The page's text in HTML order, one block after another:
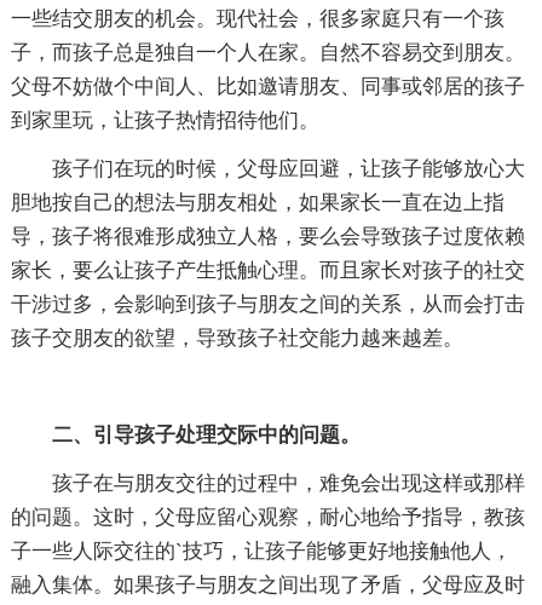
一些结交朋友的机会。现代社会，很多家庭只有一个孩
子，而孩子总是独自一个人在家。自然不容易交到朋友。
父母不妨做个中间人、比如邀请朋友、同事或邻居的孩子
到家里玩，让孩子热情招待他们。
孩子们在玩的时候，父母应回避，让孩子能够放心大
胆地按自己的想法与朋友相处，如果家长一直在边上指
导，孩子将很难形成独立人格，要么会导致孩子过度依赖
家长，要么让孩子产生抵触心理。而且家长对孩子的社交
干涉过多，会影响到孩子与朋友之间的关系，从而会打击
孩子交朋友的欲望，导致孩子社交能力越来越差。
二、引导孩子处理交际中的问题。
孩子在与朋友交往的过程中，难免会出现这样或那样
的问题。这时，父母应留心观察，耐心地给予指导，教孩
子一些人际交往的`技巧，让孩子能够更好地接触他人，
融入集体。如果孩子与朋友之间出现了矛盾，父母应及时